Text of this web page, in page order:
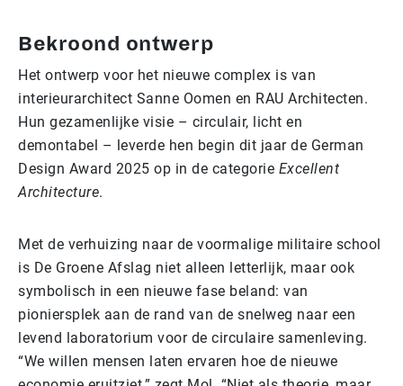
Bekroond ontwerp
Het ontwerp voor het nieuwe complex is van
interieurarchitect Sanne Oomen en RAU Architecten.
Hun gezamenlijke visie – circulair, licht en
demontabel – leverde hen begin dit jaar de German
Design Award 2025 op in de categorie Excellent
Architecture.
Met de verhuizing naar de voormalige militaire school
is De Groene Afslag niet alleen letterlijk, maar ook
symbolisch in een nieuwe fase beland: van
pioniersplek aan de rand van de snelweg naar een
levend laboratorium voor de circulaire samenleving.
“We willen mensen laten ervaren hoe de nieuwe